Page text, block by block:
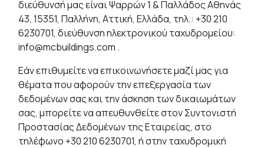
διεύθυνσή μας είναι Ψαρρών 1 & Παλλάδος Αθηνάς
43, 15351, Παλλήνη, Αττική, Ελλάδα, τηλ.: +30 210
6230701, διεύθυνση ηλεκτρονικού ταχυδρομείου:
info@mcbuildings.com .
Εάν επιθυμείτε να επικοινωνήσετε μαζί μας για
θέματα που αφορούν την επεξεργασία των
δεδομένων σας και την άσκηση των δικαιωμάτων
σας, μπορείτε να απευθυνθείτε στον Συντονιστή
Προστασίας Δεδομένων της Εταιρείας, στο
τηλέφωνο +30 210 6230701, ή στην ταχυδρομική